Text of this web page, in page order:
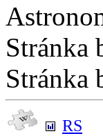
Stránka
Stránka
RS